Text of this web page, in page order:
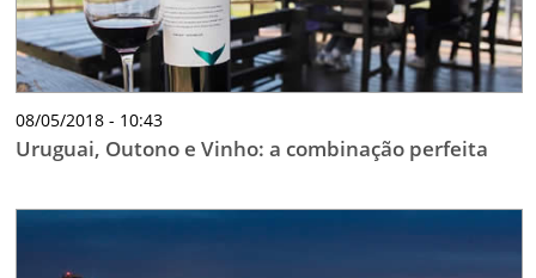
08/05/2018 - 10:43
Uruguai, Outono e Vinho: a combinação perfeita